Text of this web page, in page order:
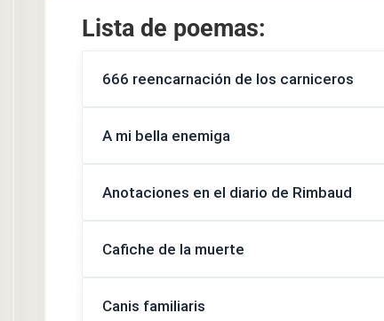
Lista de poemas:
666 reencarnación de los carniceros
A mi bella enemiga
Anotaciones en el diario de Rimbaud
Cafiche de la muerte
Canis familiaris